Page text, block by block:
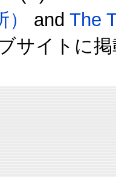
and The
サイトに